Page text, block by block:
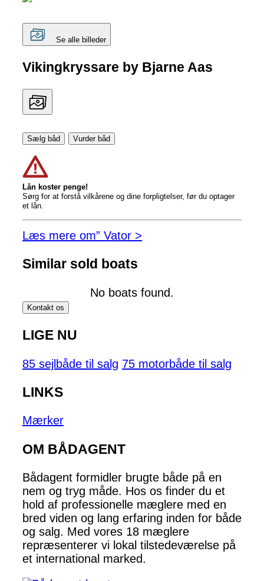
Se alle billeder
Vikingkryssare by Bjarne Aas
Sælg båd Vurder båd
Lån koster penge!
Sørg for at forstå vilkårene og dine forpligtelser, før du optager
et lån.
Læs mere om” Vator >
Similar sold boats
No boats found.
Kontakt os
LIGE NU
85 sejlbåde til salg 75 motorbåde til salg
LINKS
Mærker
OM BÅDAGENT
Bådagent formidler brugte både på en
nem og tryg måde. Hos os finder du et
hold af professionelle mæglere med en
bred viden og lang erfaring inden for både
og salg. Med vores 18 mæglere
repræsenterer vi lokal tilstedeværelse på
et international marked.